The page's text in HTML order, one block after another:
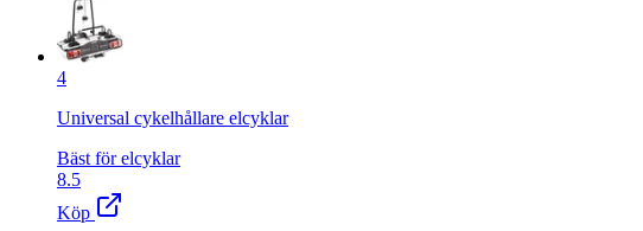
4
Universal cykelhållare elcyklar
Bäst för elcyklar
8.5
Köp